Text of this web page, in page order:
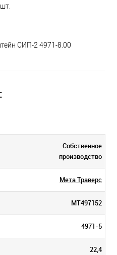
СИП-2 4971-8.00
Собственное
производство
Мета Траверс
МТ497152
4971-5
22,4